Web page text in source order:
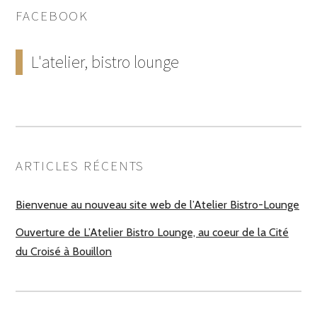
FACEBOOK
L'atelier, bistro lounge
ARTICLES RÉCENTS
Bienvenue au nouveau site web de l’Atelier Bistro-Lounge
Ouverture de L’Atelier Bistro Lounge, au coeur de la Cité
du Croisé à Bouillon